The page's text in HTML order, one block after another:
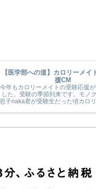
【医学部への道】カロリーメイ
援CM
今年もカロリーメイトの受験応援が
した。受験の季節到来です。モノ
息子naka君が受験生だった頃カロ
今年のカロリーメイトの受験